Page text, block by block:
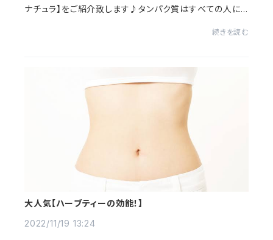
ナチュラ】をご紹介致します♪タンパク質はすべての人にと
続きを読む
大人気【ハーブティーの効能！】
2022/11/19 13:24